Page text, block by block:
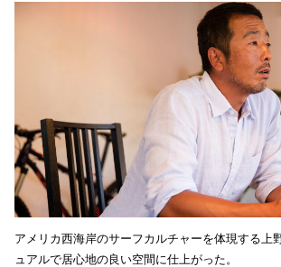
アメリカ西海岸のサーフカルチャーを体現する上
ュアルで居心地の良い空間に仕上がった。